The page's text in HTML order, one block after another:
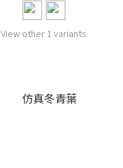
View other 1 variants